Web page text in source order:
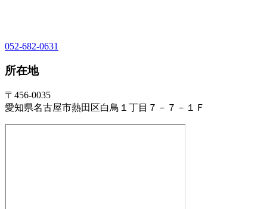
052-682-0631
所在地
〒456-0035
愛知県名古屋市熱田区白鳥１丁目７－７－１Ｆ